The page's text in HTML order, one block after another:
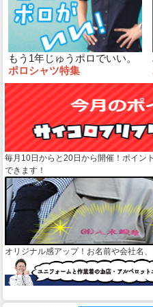
もう1年じゅうポロでいい。
ポロシャツ特集
毎月10日からと20日から開催！ポイン
できます！
オリジナル感アップ！お名前や会社名